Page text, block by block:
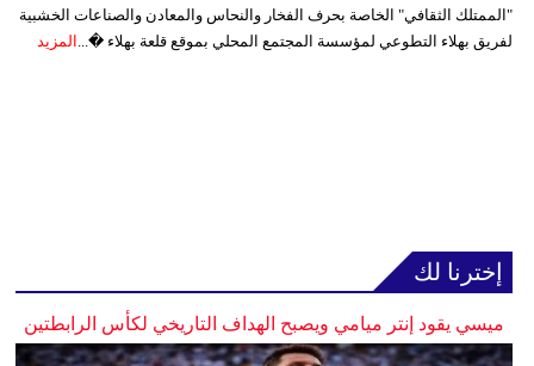
"الممتلك الثقافي" الخاصة بحرف الفخار والنحاس والمعادن والصناعات الخشبية
لفريق بهلاء التطوعي لمؤسسة المجتمع المحلي بموقع قلعة بهلاء �... المزيد
إخترنا لك
ميسي يقود إنتر ميامي ويصبح الهداف التاريخي لكأس الرابطتين